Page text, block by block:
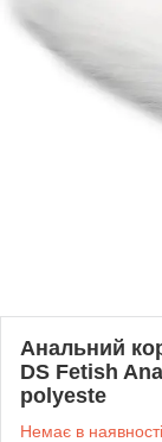
Анальний
DS Fetish
polyeste
Немає в наявності